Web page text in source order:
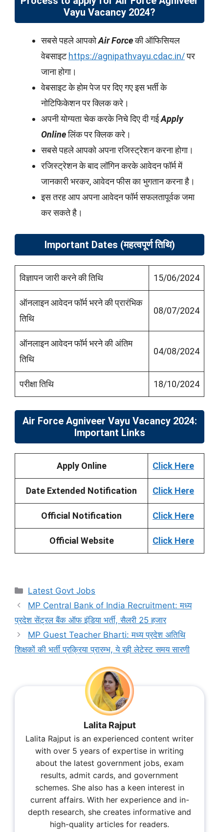
Vayu Vacancy 2024?
सबसे पहले आपकोAir Forceकी ऑफिसियल
वेबसाइटhttps://agnipathvayu.cdac.in/पर
जाना होगा।
वेबसाइट के होम पेज पर दिए गए इस भर्ती के
नोटिफिकेशन पर क्लिक करे।
अपनी योग्यता चेक करके निचे दिए दी गईApply
Onlineलिंक पर क्लिक करे।
सबसे पहले आपको अपना रजिस्ट्रेशन करना होगा।
रजिस्ट्रेशन के बाद लॉगिन करके आवेदन फॉर्म में
जानकारी भरकर, आवेदन फीस का भुगतान करना है।
इस तरह आप अपना आवेदन फॉर्म सफलतापूर्वक जमा
कर सकते है।
Important Dates (महत्वपूर्ण तिथि)
विज्ञापन जारी करने की तिथि 15/06/2024
ऑनलाइन आवेदन फॉर्म भरने की प्रारंभिक
तिथि
08/07/2024
ऑनलाइन आवेदन फॉर्म भरने की अंतिम
तिथि
04/08/2024
परीक्षा तिथि 18/10/2024
Air Force Agniveer Vayu Vacancy 2024:
Important Links
Apply Online Click Here
Date Extended Notification Click Here
Official Notification Click Here
Official Website Click Here
Categories
Latest Govt Jobs
MP Central Bank of India Recruitment: मध्य
प्रदेश सेंट्रल बैंक ऑफ इंडिया भर्ती, सैलरी 25 हजार
MP Guest Teacher Bharti: मध्य प्रदेश अतिथि
शिक्षकों की भर्ती प्रक्रिया प्रारम्भ, ये रही लेटेस्ट समय सारणी
Lalita Rajput
Lalita Rajput is an experienced content writer
with over 5 years of expertise in writing
about the latest government jobs, exam
results, admit cards, and government
schemes. She also has a keen interest in
current affairs. With her experience and in-
depth research, she creates informative and
high-quality articles for readers.